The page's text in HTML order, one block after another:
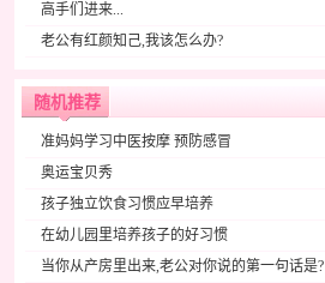
高手们进来...
老公有红颜知己,我该怎么办?
随机推荐
准妈妈学习中医按摩 预防感冒
奥运宝贝秀
孩子独立饮食习惯应早培养
在幼儿园里培养孩子的好习惯
当你从产房里出来,老公对你说的第一句话是?